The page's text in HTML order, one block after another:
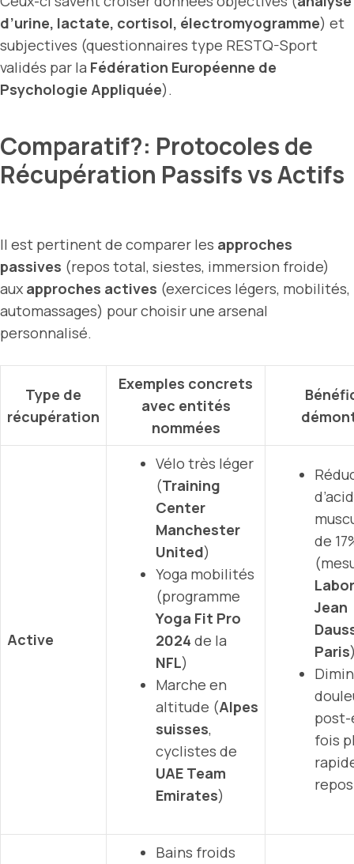
d’urine, lactate, cortisol, électromyogramme) et
subjectives (questionnaires type RESTQ-Sport
validés par la Fédération Européenne de
Psychologie Appliquée).
Comparatif?: Protocoles de
Récupération Passifs vs Actifs
Il est pertinent de comparer les approches
passives (repos total, siestes, immersion froide)
aux approches actives (exercices légers, mobilités,
automassages) pour choisir une arsenal
personnalisé.
Type de
récupération
Exemples concrets
avec entités
nommées
Active
Vélo très léger
(Training
Center
Manchester
United)
Yoga mobilités
(programme
Yoga Fit Pro
2024 de la
NFL)
Marche en
altitude (Alpes
suisses,
cyclistes de
UAE Team
Emirates)
de
Jean
Paris
fois
Bains froids